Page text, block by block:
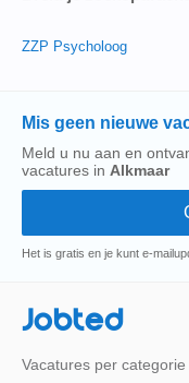
ZZP Psycholoog
Mis geen nieuwe
Meld u nu aan en
vacatures in Alkmaar
Het is gratis en je kunt e-
Jobted
Vacatures per categorie